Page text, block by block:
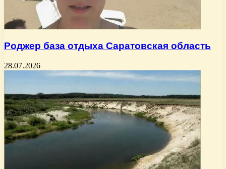
Роджер база отдыха Саратовская область
28.07.2026